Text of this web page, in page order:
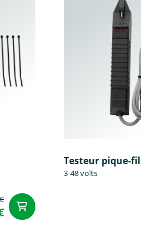
Testeur pique-fil
3-48 volts